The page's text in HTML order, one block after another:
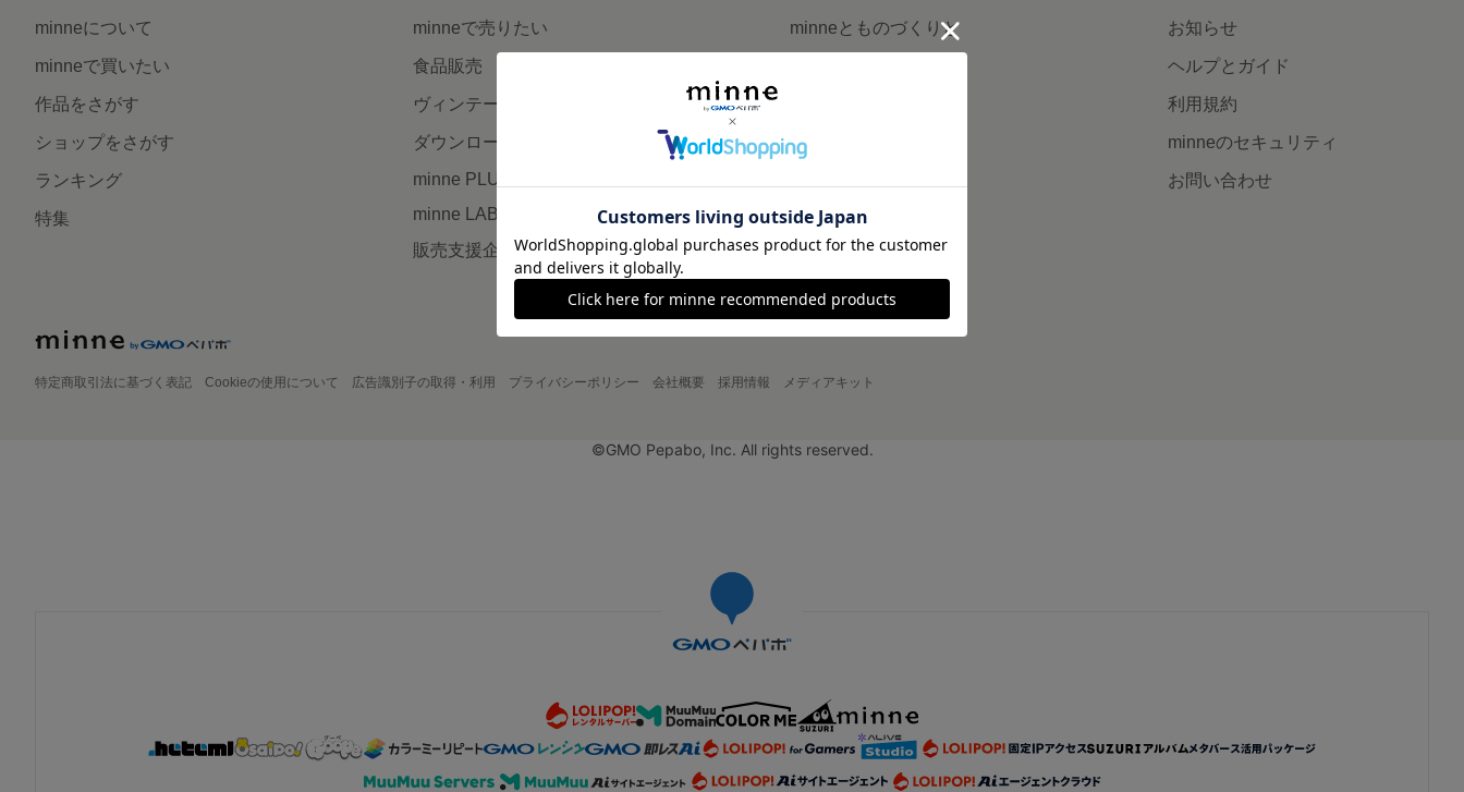
minneについて
minneで買いたい
作品をさがす
ショップをさがす
ランキング
特集
minneで売りたい
食品販売
ヴィンテージ販売
ダウンロード販売
minne PLUS
minne LAB
販売支援企画・イベント
minneとものづくりと
minneの本
広告出稿について
お知らせ
ヘルプとガイド
利用規約
minneのセキュリティ
お問い合わせ
特定商取引法に基づく表記 Cookieの使用について 広告識別子の取得・利用 プライバシーポリシー 会社概要 採用情報 メディアキット
©GMO Pepabo, Inc. All rights reserved.